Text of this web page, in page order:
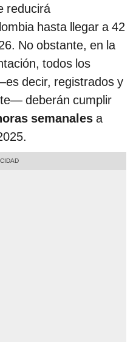
reducirá
hasta llegar a 42
No obstante, en la
todos los
decir, registrados y
deberán cumplir
semanales a